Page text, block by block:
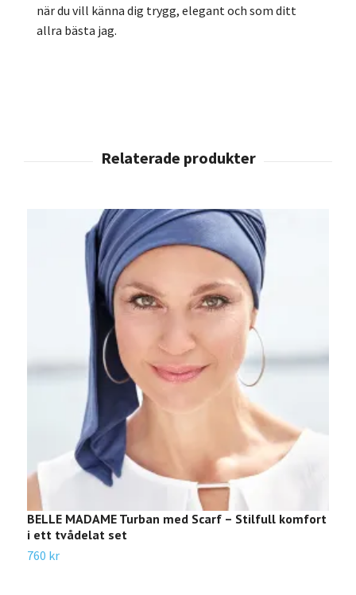
när du vill känna dig trygg, elegant och som ditt
allra bästa jag.
BELLE MADAME Turban med Scarf – Stilfull komfort
i ett tvådelat set
760 kr